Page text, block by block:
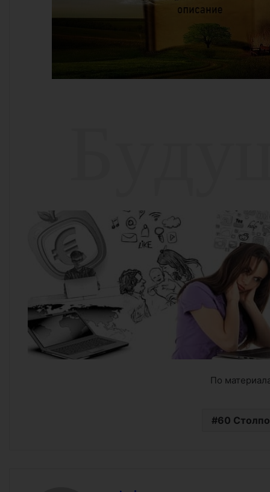
По
60